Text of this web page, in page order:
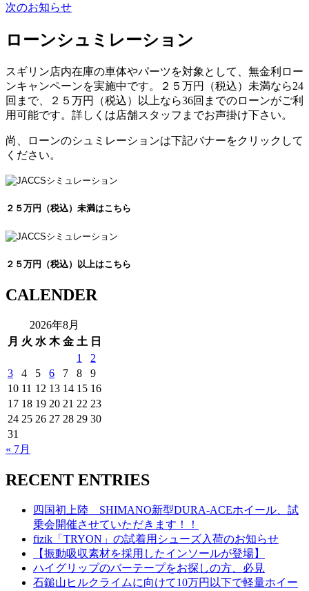
次のお知らせ
ローンシュミレーション
スギリン店内在庫の車体やパーツを対象として、無金利ロー
ンキャンペーンを実施中です。２５万円（税込）未満なら24
回まで、２５万円（税込）以上なら36回までのローンがご利
用可能です。詳しくは店舗スタッフまでお声掛け下さい。
尚、ローンのシュミレーションは下記バナーをクリックして
ください。
２５万円（税込）未満はこちら
２５万円（税込）以上はこちら
CALENDER
2026年8月
月 火 水 木 金 土 日
1
2
3
4 5 6 7 8
9
10 11 12 13 14 15 16
17 18 19 20 21 22 23
24 25 26 27 28 29 30
31
« 7月
RECENT ENTRIES
四国初上陸 SHIMANO新型DURA-ACEホイール、試
乗会開催させていただきます！！
fizik「TRYON」の試着用シューズ入荷のお知らせ
【振動吸収素材を採用したインソールが登場】
ハイグリップのバーテープをお探しの方、必見
石鎚山ヒルクライムに向けて10万円以下で軽量ホイー